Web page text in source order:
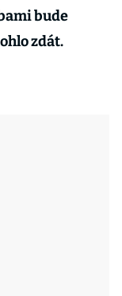
bude
zdát.